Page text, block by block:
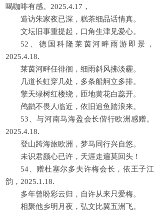
喝咖啡有感。2025.4.17，
造访朱家夜已深，糕茶细品话情真。
文坛旧事重提起，口角生津见爱心。
52、德国科隆莱茵河畔雨游即景，
2025.4.18.
莱茵河畔任徘徊，细雨斜风拂淡霾。
几道长虹穿几处，多条船舸立多排。
擎天绿树红楼绕，匝地黄花白蕊开。
鸬鹚不畏人临近，依旧追鱼踏浪来。
53、与河南马海盈会长偕行欧洲感赠。
2025.4.18.
登山跨海旅欧洲，梦马同行兴自悠。
未识君颜心已许，天涯走遍莫回头！
54、赠杜塞尔多夫许梅会长，依王子江
韵，2025.1.18.
多年曾盼彩云归，自许从来只爱梅。
相聚他乡明月夜，弘文比翼五洲飞。